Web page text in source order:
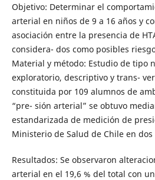
Objetivo: Determinar el
arterial en niños de 9 a 16 años y
asociación entre la presencia de
considera- dos como posibles
Material y método: Estudio de tipo
exploratorio, descriptivo y trans-
constituida por 109 alumnos de
“pre- sión arterial” se obtuvo
estandarizada de medición de
Ministerio de Salud de Chile en dos
Resultados: Se observaron
arterial en el 19,6 % del total con